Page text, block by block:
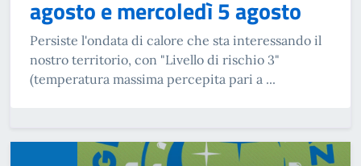
agosto e mercoledì 5 agosto
Persiste l'ondata di calore che sta interessando il
nostro territorio, con "Livello di rischio 3"
(temperatura massima percepita pari a ...